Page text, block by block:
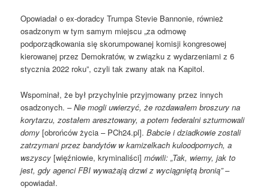
Opowiadał o ex-doradcy Trumpa Stevie Bannonie, również
osadzonym w tym samym miejscu „za odmowę
podporządkowania się skorumpowanej komisji kongresowej
kierowanej przez Demokratów, w związku z wydarzeniami z 6
stycznia 2022 roku”, czyli tak zwany atak na Kapitol.
Wspominał, że był przychylnie przyjmowany przez innych
osadzonych. –Nie mogli uwierzyć, że rozdawałem broszury na
korytarzu, zostałem aresztowany, a potem federalni szturmowali
domy[obrońców życia – PCh24.pl]. Babcie i dziadkowie zostali
zatrzymani przez bandytów w kamizelkach kuloodpornych, a
wszyscy[więźniowie, kryminaliści]mówili: „Tak, wiemy, jak to
jest, gdy agenci FBI wyważają drzwi z wyciągniętą bronią”–
opowiadał.